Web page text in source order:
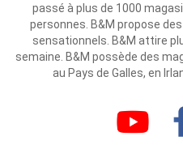
passé à plus de 1000
personnes. B&M propose
sensationnels. B&M attire
semaine. B&M possède des
au Pays de Galles, en